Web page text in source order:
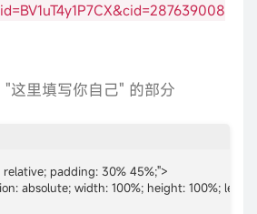
"这里填写你自己" 的部分
padding: 30% 45%;">
absolute; width: 100%; height: 100%; left: